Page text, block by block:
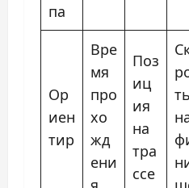
па
Ор
иен
тир
Вре
мя
про
хо
жд
ени
Поз
иц
ия
на
тра
ссе
ть